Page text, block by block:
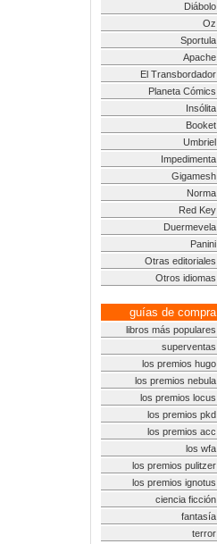
Diábolo
Oz
Sportula
Apache
El Transbordador
Planeta Cómics
Insólita
Booket
Umbriel
Impedimenta
Gigamesh
Norma
Red Key
Duermevela
Panini
Otras editoriales
Otros idiomas
guías de compra
libros más populares
superventas
los premios hugo
los premios nebula
los premios locus
los premios pkd
los premios acc
los wfa
los premios pulitzer
los premios ignotus
ciencia ficción
fantasía
terror